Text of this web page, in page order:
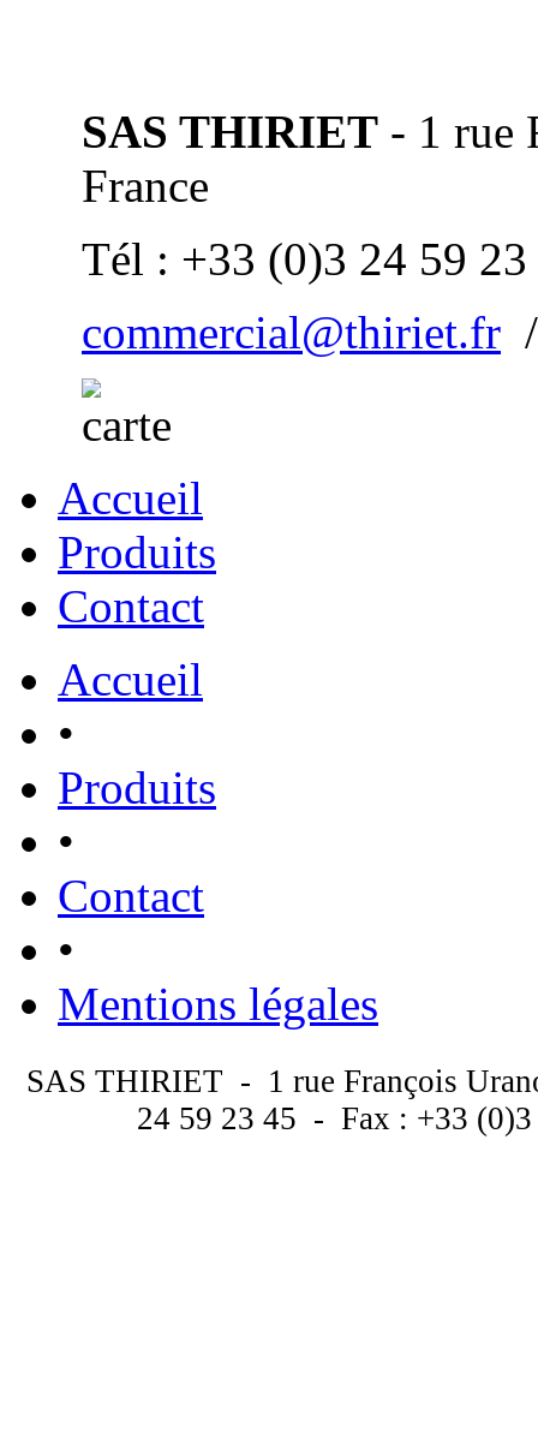
SAS THIRIET - 1 rue
France
Tél : +33 (0)3 24 59
commercial@thiriet.fr
Accueil
Produits
Contact
Accueil
•
Produits
•
Contact
•
Mentions légales
SAS THIRIET - 1 rue François
24 59 23 45 - Fax : +33